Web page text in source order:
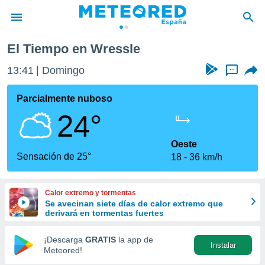
de
por
se
calidad.
a este
las
y
forma
digital
basada
El Tiempo en Wressle
13:41 Domingo ...
Parcialmente nuboso
24°
Sensación de 25°
Oeste
18
36 km/h
Calor extremo y tormentas
Se avecinan siete días de calor extremo que
derivará en tormentas fuertes
¡Descarga GRATIS la app de
Meteored!
Instalar